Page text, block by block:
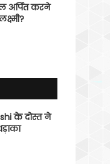
अर्पित करने
के दोस्त ने